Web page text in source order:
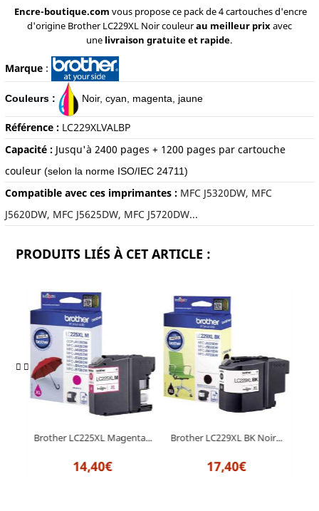
Encre-boutique.com vous propose ce pack de 4 cartouches d'encre
d'origine Brother LC229XL Noir couleurau meilleur prixavec
une livraison gratuite et rapide.
Marque:
Couleurs : Noir, cyan, magenta, jaune
Référence : LC229XLVALBP
Capacité : Jusqu'à 2400 pages + 1200 pages par cartouche
couleur (selon la norme ISO/IEC 24711)
Compatible avec ces imprimantes : MFC J5320DW, MFC
J5620DW, MFC J5625DW, MFC J5720DW...
PRODUITS LIÉS À CET ARTICLE :
Brother LC225XL Magenta...
14,40€
Brother LC229XL BK Noir...
17,40€